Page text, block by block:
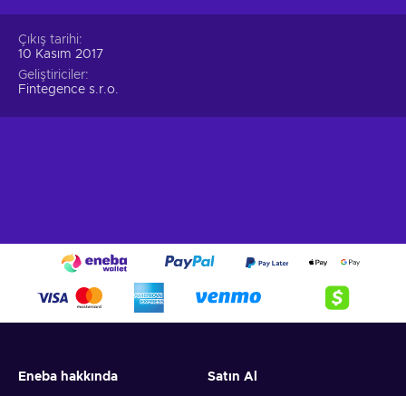
Çıkış tarihi
10 Kasım 2017
Geliştiriciler
Fintegence s.r.o.
Eneba hakkında Satın Al